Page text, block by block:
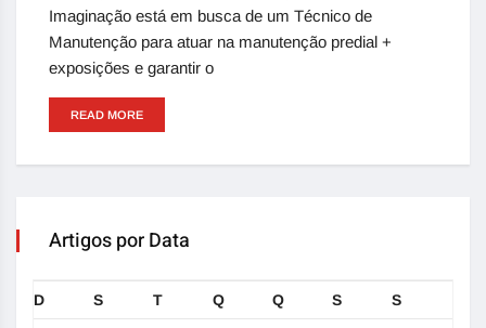
Imaginação está em busca de um Técnico de
Manutenção para atuar na manutenção predial +
exposições e garantir o
READ MORE
Artigos por Data
D S T Q Q S S